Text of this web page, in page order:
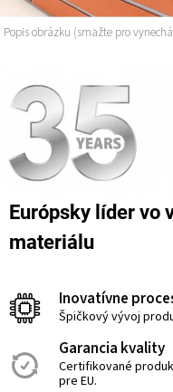
Popis obrázku (smažte pro
Európsky líder vo
materiálu
Inovatívne
Špičkový vývoj
Garancia kvality
Certifikované
pre EU.